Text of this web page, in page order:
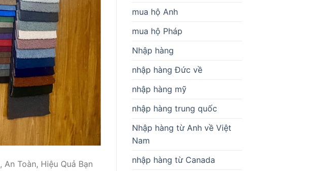
Toàn, Hiệu Quả Bạn
mua hộ Anh
mua hộ Pháp
Nhập hàng
nhập hàng Đức về
nhập hàng mỹ
nhập hàng trung quốc
Nhập hàng từ Anh về Việt
Nam
nhập hàng từ Canada